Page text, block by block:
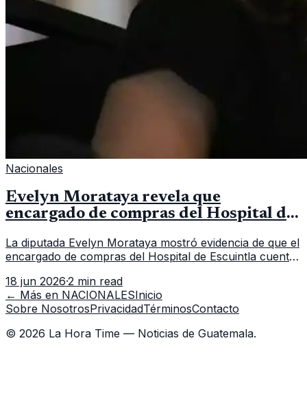
Nacionales
Evelyn Morataya revela que
encargado de compras del Hospital de
La diputada Evelyn Morataya mostró evidencia de que el
encargado de compras del Hospital de Escuintla cuenta
capacitación en la capital.
18 jun 2026·2 min read
← Más en NACIONALESInicio
Sobre NosotrosPrivacidadTérminosContacto
© 2026 La Hora Time — Noticias de Guatemala.